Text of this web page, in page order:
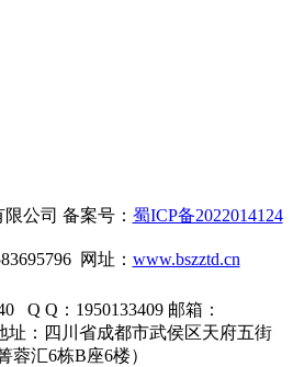
公司 备案号： 蜀ICP备2022014124
网址： www.bszztd.cn
Q Q：1950133409 邮箱：
址：四川省成都市武侯区天府五街
蓉汇6栋B座6楼）